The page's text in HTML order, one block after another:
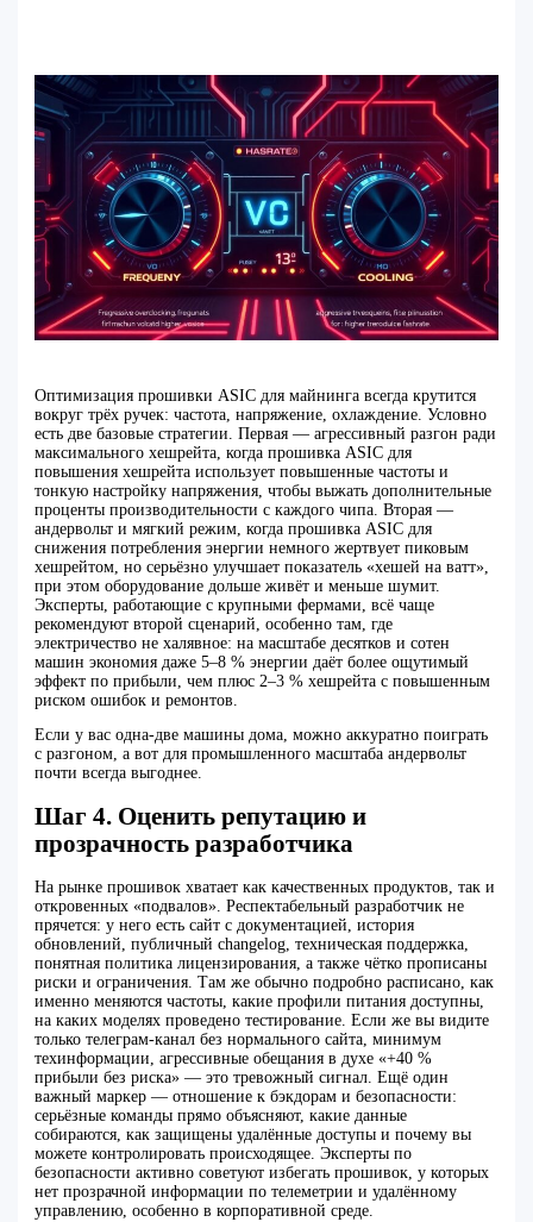
Оптимизация прошивки ASIC для майнинга всегда крутится
вокруг трёх ручек: частота, напряжение, охлаждение. Условно
есть две базовые стратегии. Первая — агрессивный разгон ради
максимального хешрейта, когда прошивка ASIC для
повышения хешрейта использует повышенные частоты и
тонкую настройку напряжения, чтобы выжать дополнительные
проценты производительности с каждого чипа. Вторая —
андервольт и мягкий режим, когда прошивка ASIC для
снижения потребления энергии немного жертвует пиковым
хешрейтом, но серьёзно улучшает показатель «хешей на ватт»,
при этом оборудование дольше живёт и меньше шумит.
Эксперты, работающие с крупными фермами, всё чаще
рекомендуют второй сценарий, особенно там, где
электричество не халявное: на масштабе десятков и сотен
машин экономия даже 5–8 % энергии даёт более ощутимый
эффект по прибыли, чем плюс 2–3 % хешрейта с повышенным
риском ошибок и ремонтов.
Если у вас одна-две машины дома, можно аккуратно поиграть
с разгоном, а вот для промышленного масштаба андервольт
почти всегда выгоднее.
Шаг 4. Оценить репутацию и
прозрачность разработчика
На рынке прошивок хватает как качественных продуктов, так и
откровенных «подвалов». Респектабельный разработчик не
прячется: у него есть сайт с документацией, история
обновлений, публичный changelog, техническая поддержка,
понятная политика лицензирования, а также чётко прописаны
риски и ограничения. Там же обычно подробно расписано, как
именно меняются частоты, какие профили питания доступны,
на каких моделях проведено тестирование. Если же вы видите
только телеграм-канал без нормального сайта, минимум
техинформации, агрессивные обещания в духе «+40 %
прибыли без риска» — это тревожный сигнал. Ещё один
важный маркер — отношение к бэкдорам и безопасности:
серьёзные команды прямо объясняют, какие данные
собираются, как защищены удалённые доступы и почему вы
можете контролировать происходящее. Эксперты по
безопасности активно советуют избегать прошивок, у которых
нет прозрачной информации по телеметрии и удалённому
управлению, особенно в корпоративной среде.